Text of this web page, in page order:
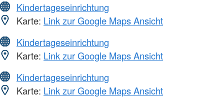
Kindertageseinrichtung
Karte: Link zur Google Maps Ansicht
Kindertageseinrichtung
Karte: Link zur Google Maps Ansicht
Kindertageseinrichtung
Karte: Link zur Google Maps Ansicht